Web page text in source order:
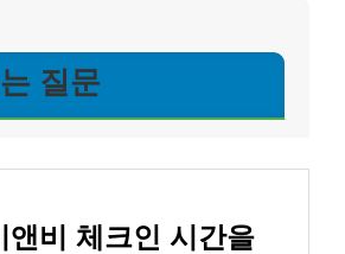
질문
앤비 체크인 시간을